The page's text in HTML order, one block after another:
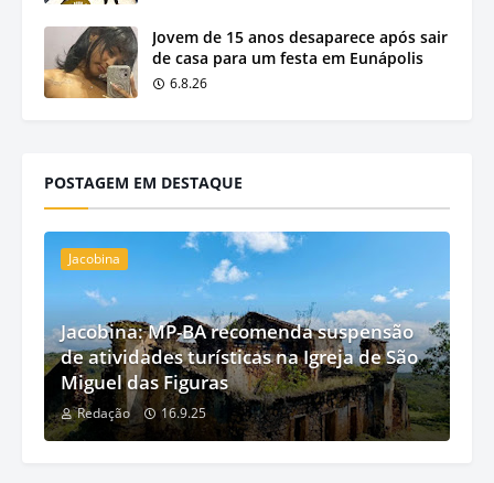
Jovem de 15 anos desaparece após sair
de casa para um festa em Eunápolis
6.8.26
POSTAGEM EM DESTAQUE
Jacobina
Jacobina: MP-BA recomenda suspensão
de atividades turísticas na Igreja de São
Miguel das Figuras
Redação 16.9.25